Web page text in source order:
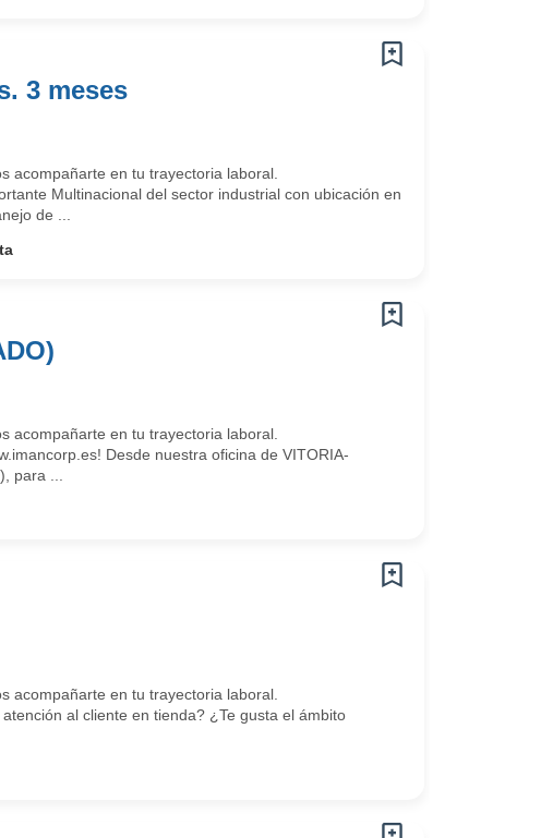
3 meses
acompañarte en tu trayectoria laboral.
Multinacional del sector industrial con ubicación en
de ...
acompañarte en tu trayectoria laboral.
Desde nuestra oficina de VITORIA-
para ...
acompañarte en tu trayectoria laboral.
al cliente en tienda? ¿Te gusta el ámbito